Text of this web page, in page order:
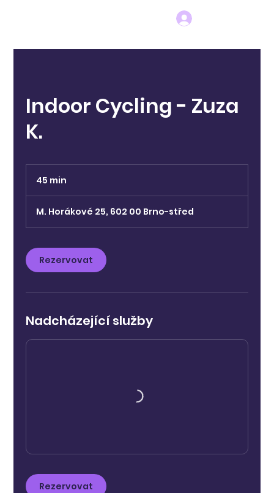
Indoor Cycling - Zuza
K.
45 min
i
n
M. Horákové 25, 602 00 Brno-střed
Rezervovat
Nadcházející služby
Rezervovat